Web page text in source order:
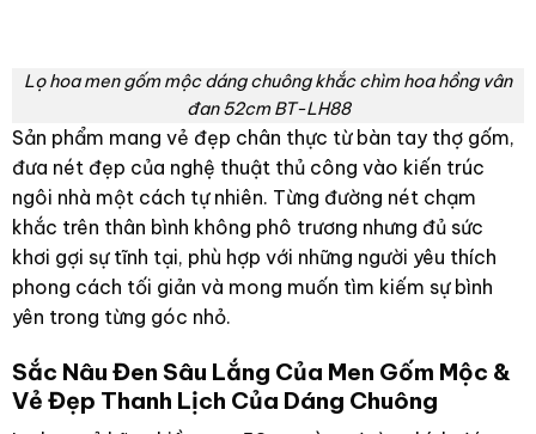
Lọ hoa men gốm mộc dáng chuông khắc chìm hoa hồng vân
đan 52cm BT-LH88
Sản phẩm mang vẻ đẹp chân thực từ bàn tay thợ gốm,
đưa nét đẹp của nghệ thuật thủ công vào kiến trúc
ngôi nhà một cách tự nhiên. Từng đường nét chạm
khắc trên thân bình không phô trương nhưng đủ sức
khơi gợi sự tĩnh tại, phù hợp với những người yêu thích
phong cách tối giản và mong muốn tìm kiếm sự bình
yên trong từng góc nhỏ.
Sắc Nâu Đen Sâu Lắng Của Men Gốm Mộc &
Vẻ Đẹp Thanh Lịch Của Dáng Chuông